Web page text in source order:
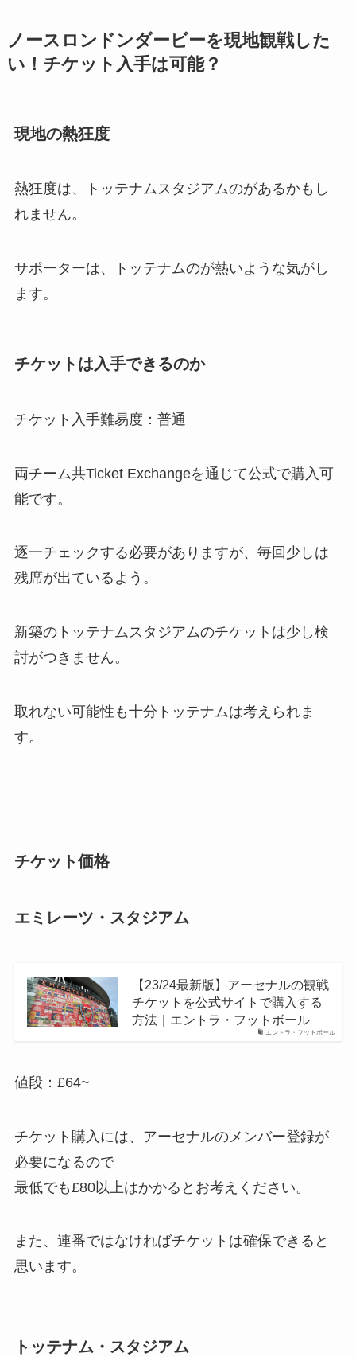
ノースロンドンダービーを現地観戦した
い！チケット入手は可能？
現地の熱狂度
熱狂度は、トッテナムスタジアムのがあるかもし
れません。
サポーターは、トッテナムのが熱いような気がし
ます。
チケットは入手できるのか
チケット入手難易度：普通
両チーム共Ticket Exchangeを通じて公式で購入可
能です。
逐一チェックする必要がありますが、毎回少しは
残席が出ているよう。
新築のトッテナムスタジアムのチケットは少し検
討がつきません。
取れない可能性も十分トッテナムは考えられま
す。
チケット価格
エミレーツ・スタジアム
エントラ・フットボール
【23/24最新版】アーセナルの観戦
チケットを公式サイトで購入する
方法｜エントラ・フットボール
値段：£64~
チケット購入には、アーセナルのメンバー登録が
必要になるので
最低でも£80以上はかかるとお考えください。
また、連番ではなければチケットは確保できると
思います。
トッテナム・スタジアム